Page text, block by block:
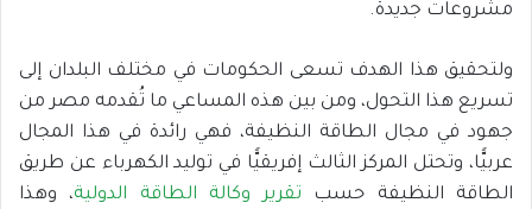
مشروعات جديدة.
ولتحقيق هذا الهدف تسعى الحكومات في مختلف البلدان إلى
تسريع هذا التحول، ومن بين هذه المساعي ما تُقدمه مصر من
جهود في مجال الطاقة النظيفة، فهي رائدة في هذا المجال
عربيًّا، وتحتل المركز الثالث إفريقيًّا في توليد الكهرباء عن طريق
الطاقة النظيفة حسب تقرير وكالة الطاقة الدولية، وهذا